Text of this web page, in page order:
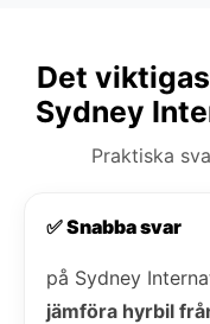
Det
Sydney
Praktiska
✅ Snabba svar
på Sydney
jämföra hyrbil